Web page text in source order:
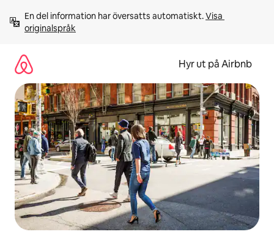
innehåll
En del information har översatts automatiskt. Visa
originalspråk
Hyr ut på Airbnb